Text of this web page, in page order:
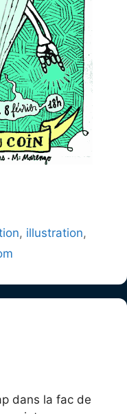
, illustration,
dans la fac de